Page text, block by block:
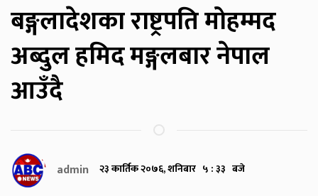
बङ्गलादेशका राष्ट्रपति मोहम्मद
अब्दुल हमिद मङ्गलबार नेपाल
आउँदै
admin २३ कार्तिक २०७६, शनिबार ५ : ३३ बजे